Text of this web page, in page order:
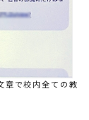
章で校内全ての教